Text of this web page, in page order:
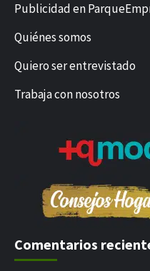
Publicidad en
Quiénes somos
Quiero ser entrevistado
Trabaja con nosotros
Comentarios